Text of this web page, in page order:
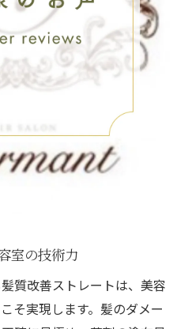
る髪質改善ストレートの
グが楽になる美容室施術
とまりやすい髪の変化
ルな髪質改善体験を紹
常が快適になる実例
室の技術力
質改善ストレートは、美容
そ実現します。髪のダメー